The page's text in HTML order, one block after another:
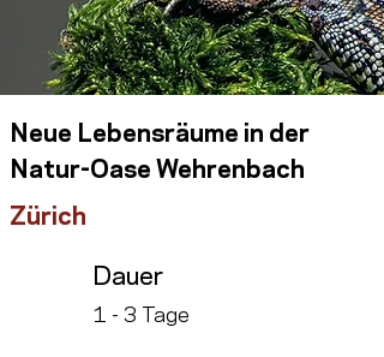
Neue Lebensräume in der
Natur-Oase Wehrenbach
Zürich
Dauer
1 - 3 Tage